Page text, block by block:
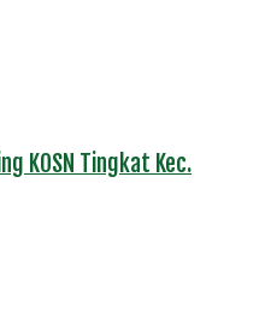
KOSN Tingkat Kec.